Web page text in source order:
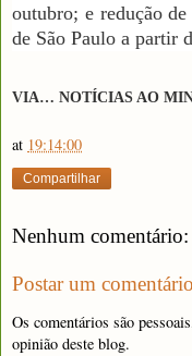
outubro; e redução
de São Paulo a partir
VIA… NOTÍCIAS AO
at 19:14:00
Compartilhar
Nenhum comentário:
Postar um comentário
Os comentários são
opinião deste blog.